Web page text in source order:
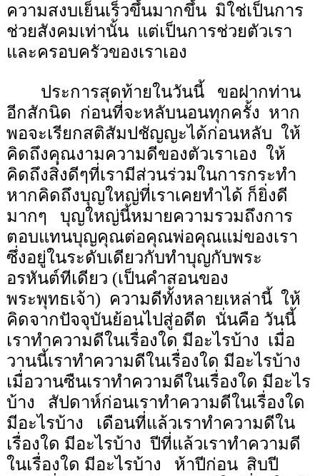
ความสงบเย็นเร็วขึ้นมากขึ้น มิใช่เป็นการ
ช่วยสังคมเท่านั้น แต่เป็นการช่วยตัวเรา
และครอบครัวของเราเอง
ประการสุดท้ายในวันนี้
ขอฝากท่าน
อีกสักนิด ก่อนที่จะหลับนอนทุกครั้ง หาก
พอจะเรียกสติสัมปชัญญะได้ก่อนหลับ ให้
คิดถึงคุณงามความดีของตัวเราเอง ให้
คิดถึงสิ่งดีๆที่เรามีส่วนร่วมในการกระทำ
หากคิดถึงบุญใหญ่ที่เราเคยทำได้ ก็ยิ่งดี
มากๆ
บุญใหญ่นี้หมายความรวมถึงการ
ตอบแทนบุญคุณต่อคุณพ่อคุณแม่ของเรา
ซึ่งอยู่ในระดับเดียวกับทำบุญกับพระ
อรหันต์ทีเดียว (เป็นคำสอนของ
พระพุทธเจ้า) ความดีทั้งหลายเหล่านี้ ให้
คิดจากปัจจุบันย้อนไปสู่อดีต นั่นคือ วันนี้
เราทำความดีในเรื่องใด มีอะไรบ้าง
เมื่อ
วานนี้เราทำความดีในเรื่องใด มีอะไรบ้าง
เมื่อวานซืนเราทำความดีในเรื่องใด มีอะไร
บ้าง
สัปดาห์ก่อนเราทำความดีในเรื่องใด
มีอะไรบ้าง
เดือนที่แล้วเราทำความดีใน
เรื่องใด มีอะไรบ้าง ปีที่แล้วเราทำความดี
ในเรื่องใด มีอะไรบ้าง
ห้าปีก่อน สิบปี